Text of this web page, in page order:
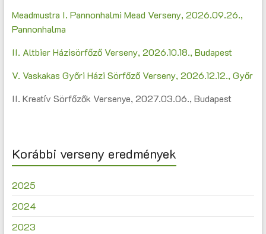
Meadmustra I. Pannonhalmi Mead Verseny, 2026.09.26.,
Pannonhalma
II. Altbier Házisörfőző Verseny, 2026.10.18., Budapest
V. Vaskakas Győri Házi Sörfőző Verseny, 2026.12.12., Győr
II. Kreatív Sörfőzők Versenye, 2027.03.06., Budapest
Korábbi verseny eredmények
2025
2024
2023